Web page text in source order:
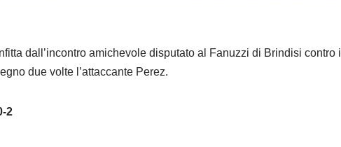
dall’incontro amichevole disputato al Fanuzzi di Brindisi contro il
due volte l’attaccante Perez.
2